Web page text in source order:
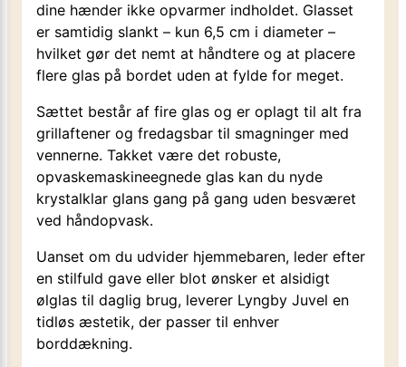
dine hænder ikke opvarmer indholdet. Glasset
er samtidig slankt – kun 6,5 cm i diameter –
hvilket gør det nemt at håndtere og at placere
flere glas på bordet uden at fylde for meget.
Sættet består af fire glas og er oplagt til alt fra
grillaftener og fredagsbar til smagninger med
vennerne. Takket være det robuste,
opvaskemaskineegnede glas kan du nyde
krystalklar glans gang på gang uden besværet
ved håndopvask.
Uanset om du udvider hjemmebaren, leder efter
en stilfuld gave eller blot ønsker et alsidigt
ølglas til daglig brug, leverer Lyngby Juvel en
tidløs æstetik, der passer til enhver
borddækning.